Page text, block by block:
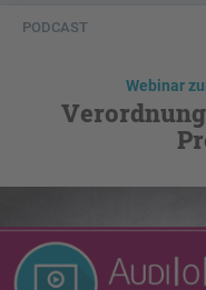
PODCAST
Webinar